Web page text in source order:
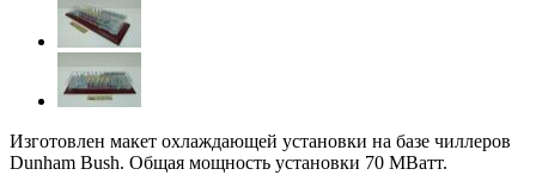
Изготовлен макет охлаждающей установки на базе чиллеров
Dunham Bush. Общая мощность установки 70 МВатт.